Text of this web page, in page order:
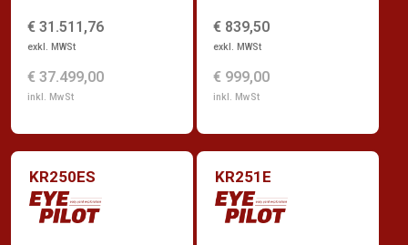
€ 31.511,76
exkl. MWSt
€ 37.499,00
inkl. MwSt
€ 839,50
exkl. MWSt
€ 999,00
inkl. MwSt
KR250ES KR251E